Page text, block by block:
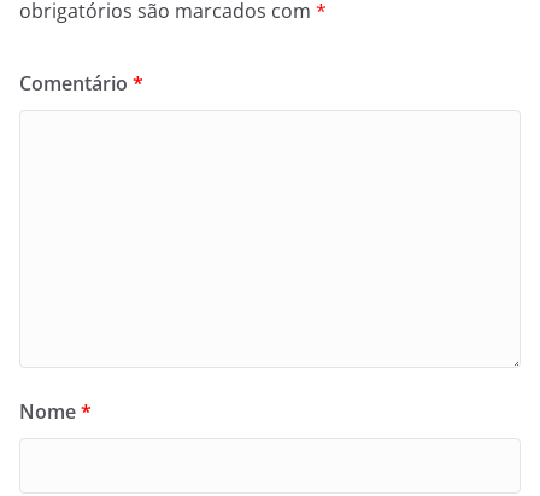
obrigatórios são marcados com *
Comentário *
Nome*